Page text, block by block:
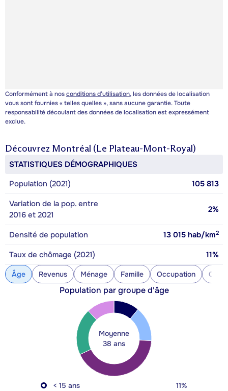
Conformément à nosconditions d’utilisation, les données de localisation
vous sont fournies « telles quelles », sans aucune garantie. Toute
responsabilité découlant des données de localisation est expressément
exclue.
Découvrez Montréal (Le Plateau-Mont-Royal)
STATISTIQUES DÉMOGRAPHIQUES
Population (2021)
105 813
Variation de la pop. entre
2016 et 2021
2%
Densité de population 13 015 hab/km2
Taux de chômage (2021) 11%
Âge Revenus Ménage Famille Occupation
Population par groupe d'âge
Moyenne
38 ans
< 15 ans
11%